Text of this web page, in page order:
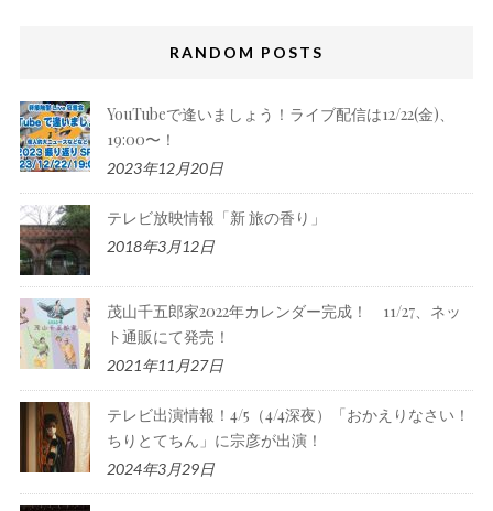
RANDOM POSTS
YouTubeで逢いましょう！ライブ配信は12/22(金)、
19:00〜！
2023年12月20日
テレビ放映情報「新 旅の香り」
2018年3月12日
茂山千五郎家2022年カレンダー完成！ 11/27、ネッ
ト通販にて発売！
2021年11月27日
テレビ出演情報！4/5（4/4深夜）「おかえりなさい！
ちりとてちん」に宗彦が出演！
2024年3月29日